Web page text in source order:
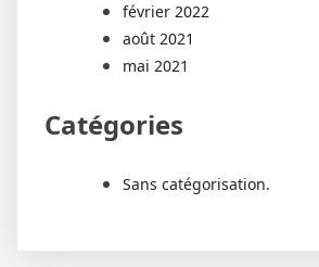
février 2022
août 2021
mai 2021
Catégories
Sans catégorisation.